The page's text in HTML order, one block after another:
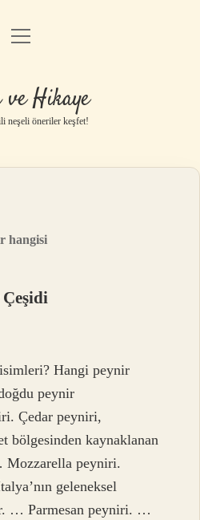
Politikası
Uyarı
menüyü
ve Hikaye
neşeli öneriler keşfet!
hangisi
Hangi peynir
peynir
Çedar peyniri,
bölgesinden kaynaklanan
peyniri.
geleneksel
… Parmesan peyniri. …